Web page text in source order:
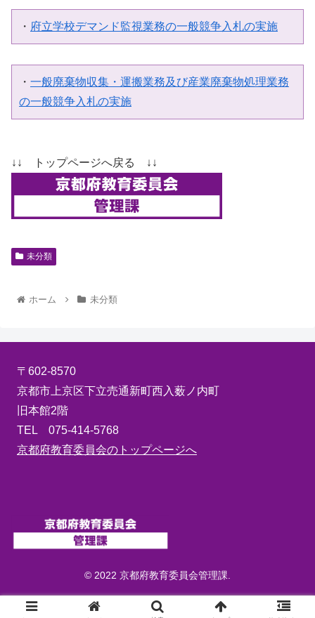
・ 府立学校デマンド監視業務の一般競争入札の実施
・ 一般廃棄物収集・運搬業務及び産業廃棄物処理業務
の一般競争入札の実施
↓↓ トップページへ戻る ↓↓
未分類
ホーム 未分類
〒602-8570
京都市上京区下立売通新町西入薮ノ内町
旧本館2階
TEL 075-414-5768
京都府教育委員会のトップページへ
© 2022 京都府教育委員会管理課.